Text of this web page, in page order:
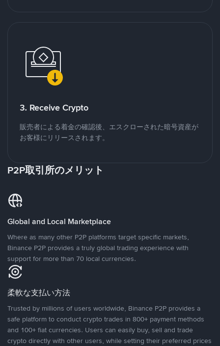
3. Receive Crypto
販売者による着金の確認後、エスクローされた暗号資産が
お客様にリリースされます。
P2P取引所のメリット
Global and Local Marketplace
Where as many other P2P platforms target specific markets,
Binance P2P provides a truly global trading experience with
support for more than 70 local currencies.
柔軟な支払い方法
Trusted by millions of users worldwide, Binance P2P provides a
safe platform to conduct crypto trades in 800+ payment methods
and 100+ fiat currencies. Users can easily buy, sell and trade
crypto directly with other users, while setting their preferred prices